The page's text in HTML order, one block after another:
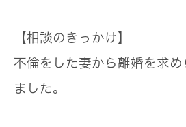
【相談のきっかけ】
不倫をした妻から離婚を求
ました。